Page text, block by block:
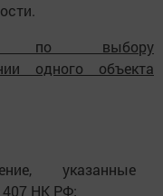
по выбору
одного объекта
указанные
407 НК РФ;